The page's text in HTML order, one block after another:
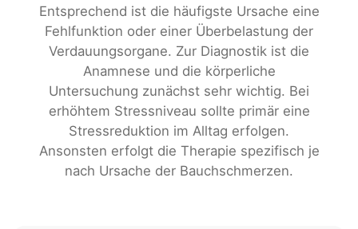
Entsprechend ist die häufigste Ursache eine
Fehlfunktion oder einer Überbelastung der
Verdauungsorgane. Zur Diagnostik ist die
Anamnese und die körperliche
Untersuchung zunächst sehr wichtig. Bei
erhöhtem Stressniveau sollte primär eine
Stressreduktion im Alltag erfolgen.
Ansonsten erfolgt die Therapie spezifisch je
nach Ursache der Bauchschmerzen.